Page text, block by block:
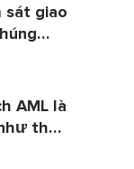
sát giao
AML là
thế